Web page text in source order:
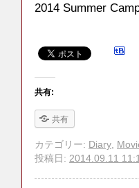
2014 Summer
共有:
共有
カテゴリー: Diary
投稿日: 2014.09.11